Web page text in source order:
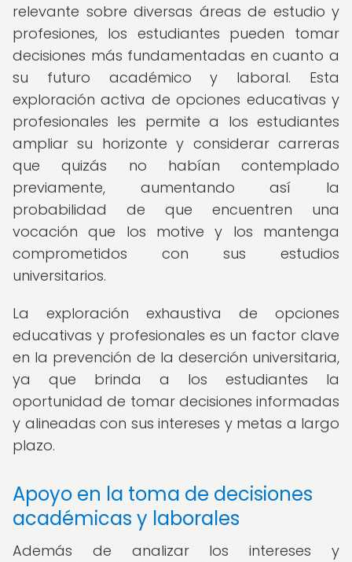
relevante sobre diversas áreas de estudio y
profesiones, los estudiantes pueden tomar
decisiones más fundamentadas en cuanto a
su futuro académico y laboral. Esta
exploración activa de opciones educativas y
profesionales les permite a los estudiantes
ampliar su horizonte y considerar carreras
que quizás no habían contemplado
previamente, aumentando así la
probabilidad de que encuentren una
vocación que los motive y los mantenga
comprometidos con sus estudios
universitarios.
La exploración exhaustiva de opciones
educativas y profesionales es un factor clave
en la prevención de la deserción universitaria,
ya que brinda a los estudiantes la
oportunidad de tomar decisiones informadas
y alineadas con sus intereses y metas a largo
plazo.
Apoyo en la toma de decisiones
académicas y laborales
Además de analizar los intereses y